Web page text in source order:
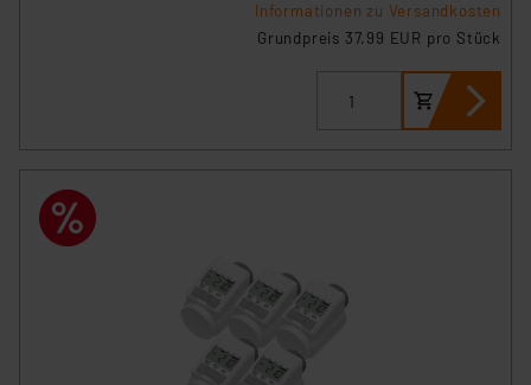
Informationen zu Versandkosten
Grundpreis 37.99 EUR pro Stück